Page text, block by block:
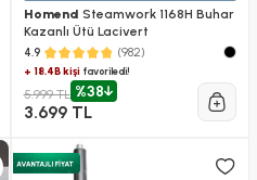
Homend Steamwork 1168H Buhar
Kazanlı Ütü Lacivert
4.9 (982)
+ 18.4B kişifavoriledi!
5.999 TL %38
3.699 TL